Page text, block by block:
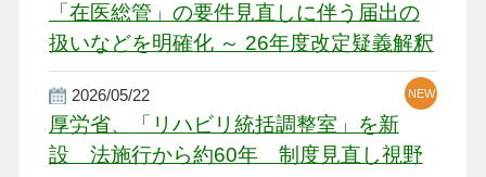
「在医総管」の要件見直しに伴う届出の
扱いなどを明確化 ～ 26年度改定疑義解釈
2026/05/22
厚労省、「リハビリ統括調整室」を新
設 法施行から約60年 制度見直し視野
NEW